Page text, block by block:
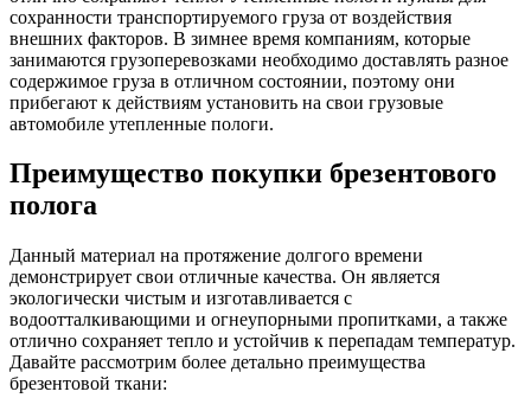
сохранности транспортируемого груза от воздействия
внешних факторов. В зимнее время компаниям, которые
занимаются грузоперевозками необходимо доставлять разное
содержимое груза в отличном состоянии, поэтому они
прибегают к действиям установить на свои грузовые
автомобиле утепленные пологи.
Преимущество покупки брезентового
полога
Данный материал на протяжение долгого времени
демонстрирует свои отличные качества. Он является
экологически чистым и изготавливается с
водоотталкивающими и огнеупорными пропитками, а также
отлично сохраняет тепло и устойчив к перепадам температур.
Давайте рассмотрим более детально преимущества
брезентовой ткани: